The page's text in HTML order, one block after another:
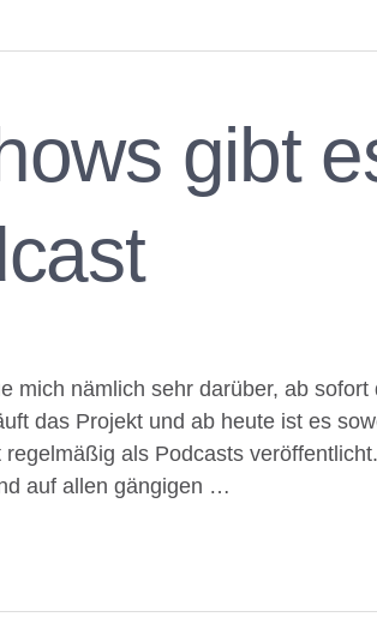
gibt
mich nämlich sehr darüber, ab sofort
das Projekt und ab heute ist es
als Podcasts
auf allen gängigen …